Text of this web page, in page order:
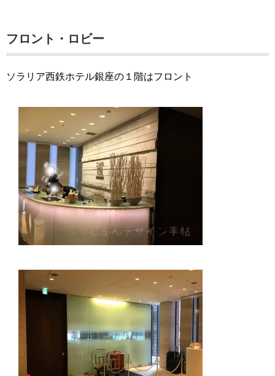
フロント・ロビー
ソラリア西鉄ホテル銀座の１階はフロント